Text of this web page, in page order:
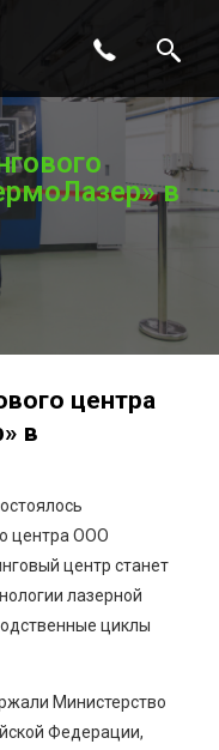
в
центра
в
центра ООО
центр станет
лазерной
циклы
Министерство
Федерации,